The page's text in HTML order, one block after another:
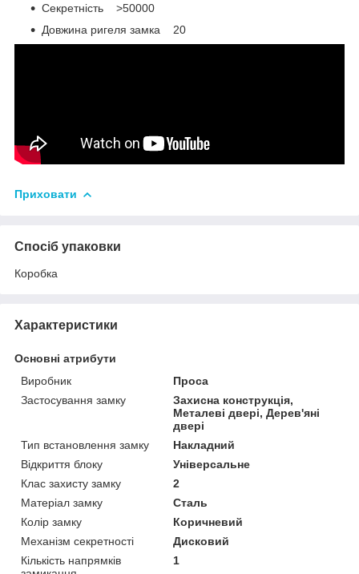
Секретність >50000
Довжина ригеля замка 20
Приховати
Спосіб упаковки
Коробка
Характеристики
Основні атрибути
Виробник
Проса
Застосування замку
Захисна конструкція,
Металеві двері, Дерев'яні
двері
Тип встановлення замку
Накладний
Відкриття блоку
Універсальне
Клас захисту замку
2
Матеріал замку
Сталь
Колір замку
Коричневий
Механізм секретності
Дисковий
Кількість напрямків
1